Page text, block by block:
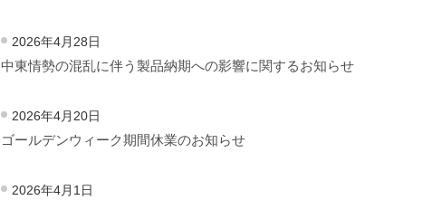
2026年4月28日
中東情勢の混乱に伴う製品納期への影響に関するお知らせ
2026年4月20日
ゴールデンウィーク期間休業のお知らせ
2026年4月1日